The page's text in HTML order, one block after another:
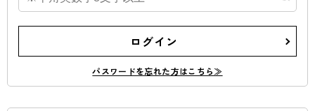
ログイン
パスワードを忘れた方はこちら≫